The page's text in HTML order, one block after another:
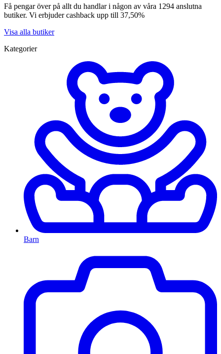
Få pengar över på allt du handlar i någon av våra 1294 anslutna
butiker. Vi erbjuder cashback upp till 37,50%
Visa alla butiker
Kategorier
Barn